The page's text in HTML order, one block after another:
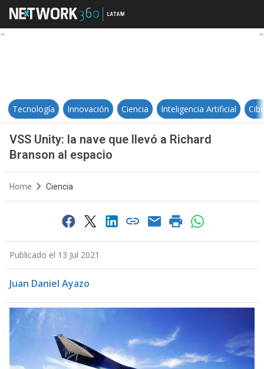
VSS Unity: la nave que llevó a
Tecnología Innovación Ciencia Inteligencia Artificial
VSS Unity: la nave que llevó a Richard
Branson al espacio
Home Ciencia
Publicado el 13 Jul 2021
Juan Daniel Ayazo